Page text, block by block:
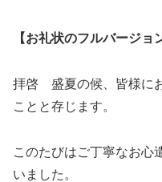
【お礼状のフルバージョ
拝啓 盛夏の候、皆様に
ことと存じます。
このたびはご丁寧なお心
いました。